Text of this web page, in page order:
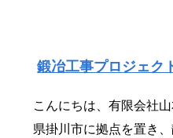
鍛冶工事プロジェク
こんにちは、有限会社
県掛川市に拠点を置き